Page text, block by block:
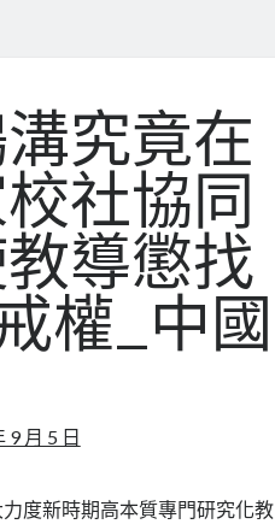
究竟在
社協同
導懲找
權_中國
9 月 5 日
度新時期高本質專門研究化教